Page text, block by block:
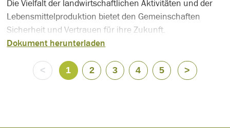
Die Vielfalt der landwirtschaftlichen Aktivitäten und der
Lebensmittelproduktion bietet den Gemeinschaften
Sicherheit und Vertrauen für ihre Zukunft.
Dokument herunterladen
< 1 2 3 4 5 >